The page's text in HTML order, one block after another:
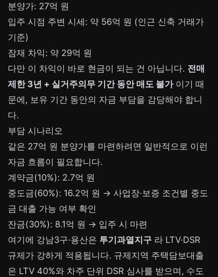
분양가: 27억 원
입주 시점 주변 시세: 약 56억 원 (인근 신축 거래가
기준)
잠재 차익: 약 29억 원
다만 이 차익이 바로 현금이 되는 건 아닙니다. 전매
제한 3년 + 실거주의무 기간 동안 매도 불가이기 때
문에, 보유 기간 동안의 자금 부담을 감당해야 합니
다.
부담 시나리오
같은 27억 원 분양가를 마련하려면 일반적으로 이런
자금 흐름이 필요합니다.
계약금(10%): 2.7억 원
중도금(60%): 16.2억 원 → 사업장·보증 조건별 중도
금 대출 가능 여부 확인
잔금(30%): 8.1억 원 → 입주 시 마련
여기에 강남3구·용산은 투기과열지구 라 LTV·DSR
규제가 강하게 적용됩니다. 규제지역 주택담보대출
은 LTV 40%와 차주 단위 DSR 심사를 받으며, 수도